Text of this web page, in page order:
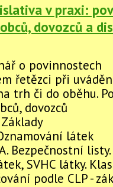
v praxi:
dovozců a
o povinnostech
řetězci při
trh či do oběhu.
dovozců
látek
Bezpečnostní
SVHC látky.
podle CLP -